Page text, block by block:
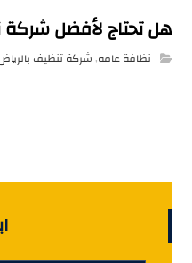
هل تحتاج لأفضل شركة
نظافة عامه, شركة تنظيف